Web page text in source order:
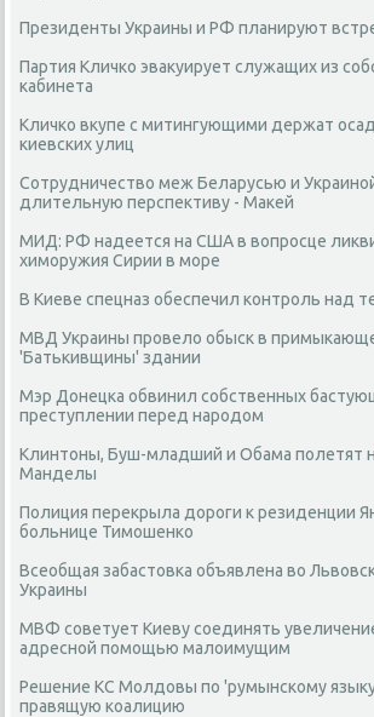
Президенты Украины и РФ планируют
Партия Кличко эвакуирует служащих из
кабинета
Кличко вкупе с митингующими держат
киевских улиц
Сотрудничество меж Беларусью и
длительную перспективу - Макей
МИД: РФ надеется на США в вопросце
химоружия Сирии в море
В Киеве спецназ обеспечил контроль над
МВД Украины провело обыск в
'Батькивщины' здании
Мэр Донецка обвинил собственных
преступлении перед народом
Клинтоны, Буш-младший и Обама полетят
Манделы
Полиция перекрыла дороги к резиденции
больнице Тимошенко
Всеобщая забастовка объявлена во
Украины
МВФ советует Киеву соединять
адресной помощью малоимущим
Решение КС Молдовы по 'румынскому
правящую коалицию